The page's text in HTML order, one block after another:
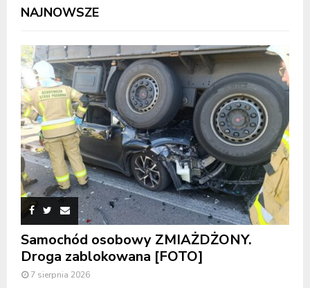
NAJNOWSZE
Samochód osobowy ZMIAŻDŻONY.
Droga zablokowana [FOTO]
7 sierpnia 2026